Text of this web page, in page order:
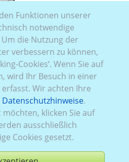
, aktuell (seit 2025)
aktuell (seit 2017)
Funktionen unserer
notwendige
die Nutzung der
verbessern zu können,
Cookies‘. Wenn Sie auf
wird Ihr Besuch in einer
Wir achten Ihre
Datenschutzhinweise.
klicken Sie auf
ausschließlich
Cookies gesetzt.